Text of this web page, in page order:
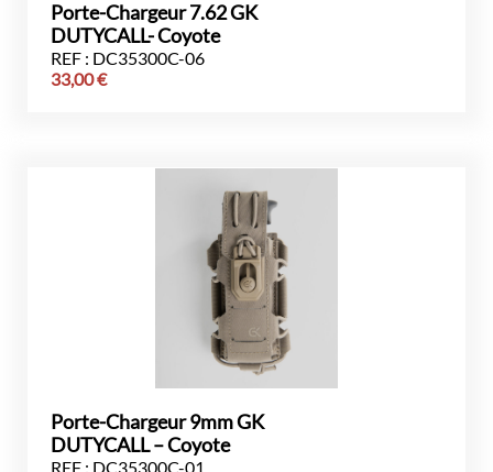
Porte-Chargeur 7.62 GK
DUTYCALL- Coyote
REF : DC35300C-06
33,00€
Porte-Chargeur 9mm GK
DUTYCALL – Coyote
REF : DC35300C-01